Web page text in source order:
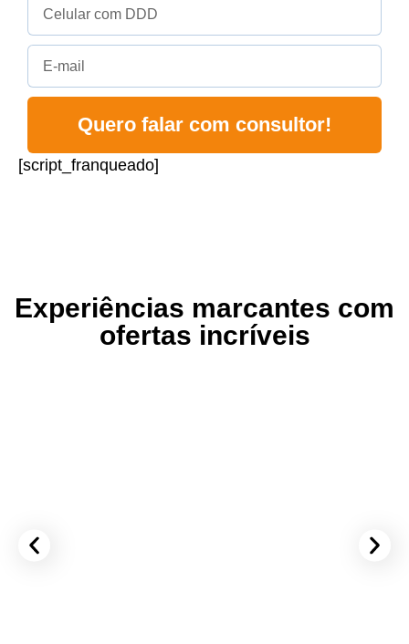
Quero falar com consultor!
[script_franqueado]
Experiências marcantes com
ofertas incríveis